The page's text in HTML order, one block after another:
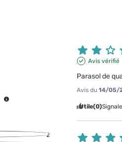
2
Avis vérifié
Parasol de
Avis du14/05/
Utile(0)